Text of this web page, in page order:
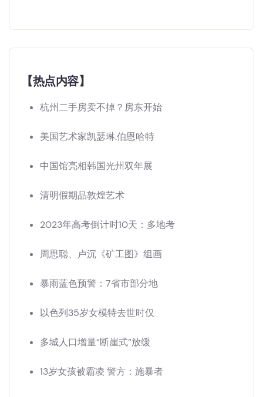
【热点内容】
杭州二手房卖不掉？房东开始
美国艺术家凯瑟琳.伯恩哈特
中国馆亮相韩国光州双年展
清明假期品敦煌艺术
2023年高考倒计时10天：多地考
周思聪、卢沉《矿工图》组画
暴雨蓝色预警：7省市部分地
以色列35岁女模特去世时仅
多城人口增量“断崖式”放缓
13岁女孩被霸凌 警方：施暴者